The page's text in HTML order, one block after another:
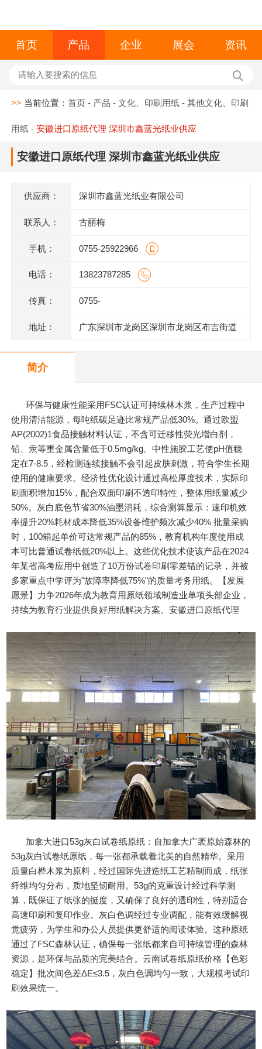
首页 产品 企业 展会 资讯
>> 当前位置：首页 - 产品 -文化、印刷用纸 -其他文化、印刷
用纸 -安徽进口原纸代理 深圳市鑫蓝光纸业供应
安徽进口原纸代理 深圳市鑫蓝光纸业供应
供应商： 深圳市鑫蓝光纸业有限公司
联系人： 古丽梅
手机： 0755-25922966
电话： 13823787285
传真： 0755-
地址： 广东深圳市龙岗区深圳市龙岗区布吉街道
简介
环保与健康性能采用FSC认证可持续林木浆，生产过程中
使用清洁能源，每吨纸碳足迹比常规产品低30%。通过欧盟
AP(2002)1食品接触材料认证，不含可迁移性荧光增白剂，
铅、汞等重金属含量低于0.5mg/kg。中性施胶工艺使pH值稳
定在7-8.5，经检测连续接触不会引起皮肤刺激，符合学生长期
使用的健康要求。经济性优化设计通过高松厚度技术，实际印
刷面积增加15%，配合双面印刷不透印特性，整体用纸量减少
50%。灰白底色节省30%油墨消耗，综合测算显示：速印机效
率提升20%耗材成本降低35%设备维护频次减少40% 批量采购
时，100箱起单价可达常规产品的85%，教育机构年度使用成
本可比普通试卷纸低20%以上。这些优化技术使该产品在2024
年某省高考应用中创造了10万份试卷印刷零差错的记录，并被
多家重点中学评为"故障率降低75%"的质量考务用纸。【发展
愿景】力争2026年成为教育用原纸领域制造业单项头部企业，
持续为教育行业提供良好用纸解决方案。安徽进口原纸代理
加拿大进口53g灰白试卷纸原纸：自加拿大广袤原始森林的
53g灰白试卷纸原纸，每一张都承载着北美的自然精华。采用
质量白桦木浆为原料，经过国际先进造纸工艺精制而成，纸张
纤维均匀分布，质地坚韧耐用。53g的克重设计经过科学测
算，既保证了纸张的挺度，又确保了良好的透印性，特别适合
高速印刷和复印作业。灰白色调经过专业调配，能有效缓解视
觉疲劳，为学生和办公人员提供更舒适的阅读体验。这种原纸
通过了FSC森林认证，确保每一张纸都来自可持续管理的森林
资源，是环保与品质的完美结合。云南试卷纸原纸价格【色彩
稳定】批次间色差ΔE≤3.5，灰白色调均匀一致，大规模考试印
刷效果统一。